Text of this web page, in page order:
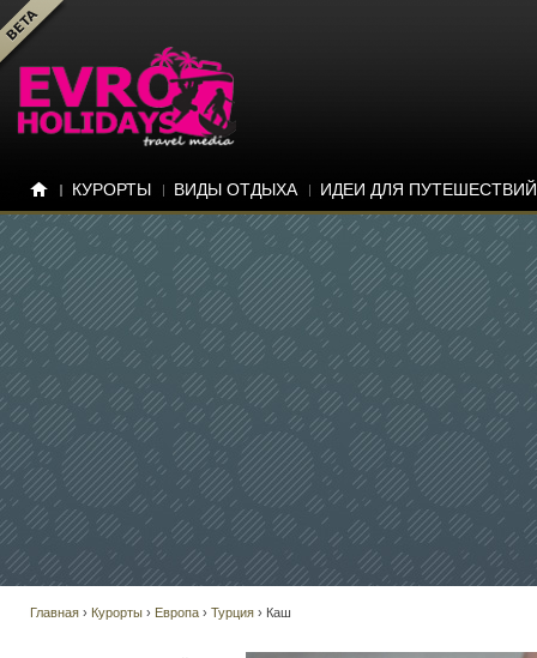
КУРОРТЫ ВИДЫ ОТДЫХА ИДЕИ ДЛЯ ПУТЕШЕСТВИЙ
Главная › Курорты › Европа › Турция › Каш